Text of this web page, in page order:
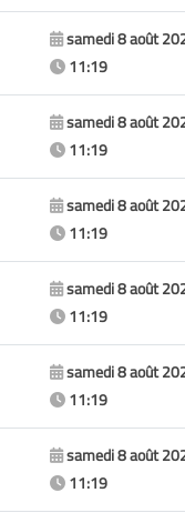
samedi 8 août
11:19
samedi 8 août
11:19
samedi 8 août
11:19
samedi 8 août
11:19
samedi 8 août
11:19
samedi 8 août
11:19